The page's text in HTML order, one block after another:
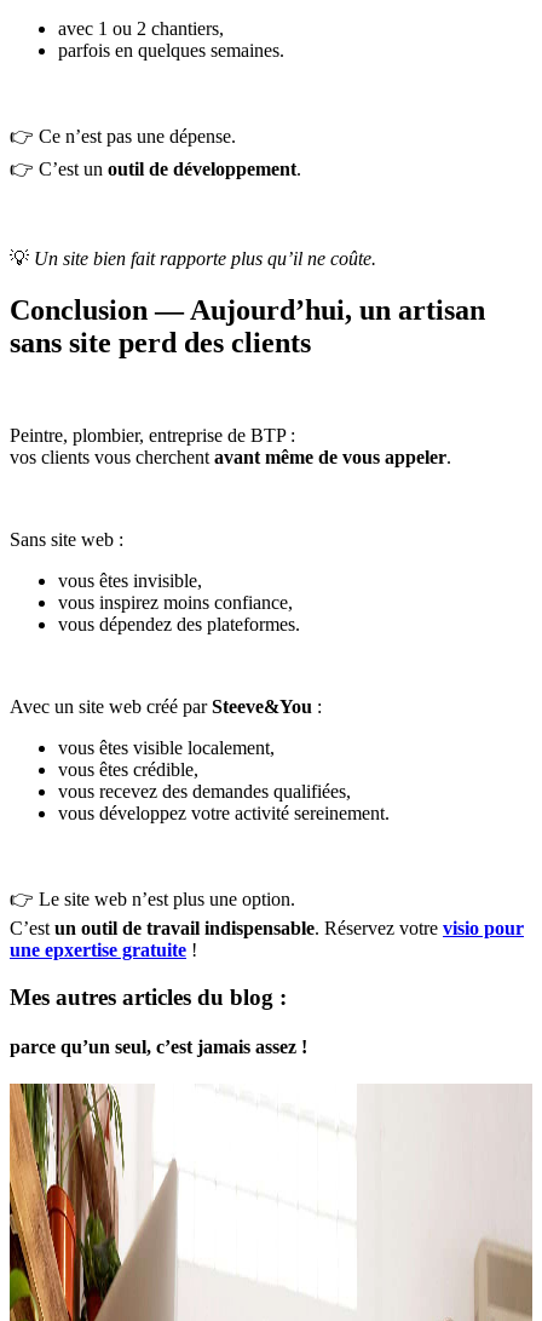
avec 1 ou 2 chantiers,
parfois en quelques semaines.
👉 Ce n’est pas une dépense.
👉 C’est un outil de développement.
💡 Un site bien fait rapporte plus qu’il ne coûte.
Conclusion — Aujourd’hui, un artisan
sans site perd des clients
Peintre, plombier, entreprise de BTP :
vos clients vous cherchent avant même de vous appeler.
Sans site web :
vous êtes invisible,
vous inspirez moins confiance,
vous dépendez des plateformes.
Avec un site web créé parSteeve&You :
vous êtes visible localement,
vous êtes crédible,
vous recevez des demandes qualifiées,
vous développez votre activité sereinement.
👉 Le site web n’est plus une option.
C’est un outil de travail indispensable. Réservez votre visio pour
une epxertise gratuite !
Mes autres articles du blog :
parce qu’un seul, c’est jamais assez !